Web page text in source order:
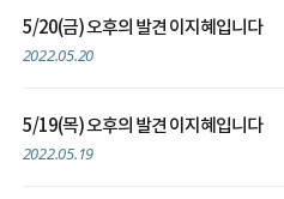
5/20(금) 오후의 발견 이지혜입니다
2022.05.20
5/19(목) 오후의 발견 이지혜입니다
2022.05.19